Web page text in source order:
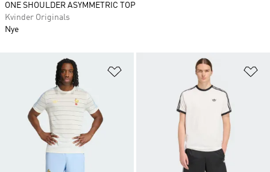
ONE SHOULDER ASYMMETRIC TOP
Kvinder Originals
Nye